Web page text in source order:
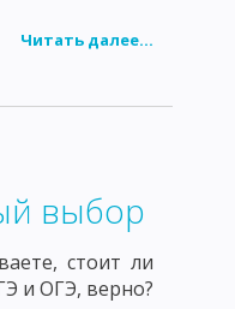
Читать далее...
выбор
стоит ли
и ОГЭ, верно?